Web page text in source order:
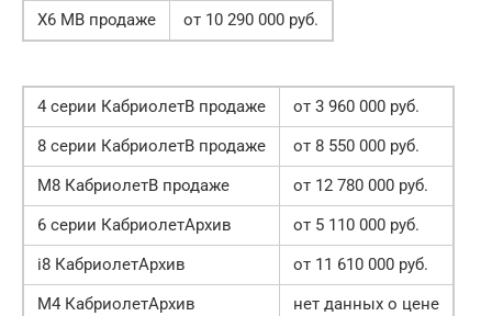
X6 MВ продаже
от 10 290 000 руб.
4 серии КабриолетВ продаже
от 3 960 000 руб.
8 серии КабриолетВ продаже
от 8 550 000 руб.
M8 КабриолетВ продаже
от 12 780 000 руб.
6 серии КабриолетАрхив
от 5 110 000 руб.
i8 КабриолетАрхив
от 11 610 000 руб.
M4 КабриолетАрхив
нет данных о цене